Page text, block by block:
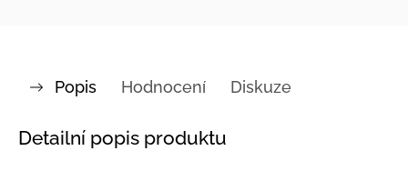
Popis Hodnocení Diskuze
Detailní popis produktu